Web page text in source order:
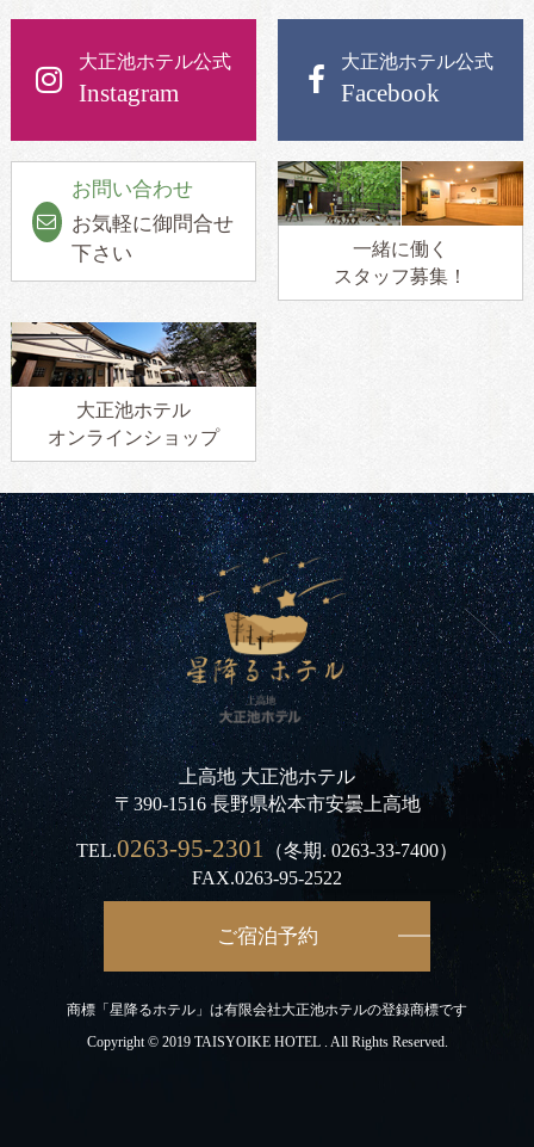
大正池ホテル公式
Instagram
大正池ホテル公式
Facebook
お問い合わせ
お気軽に御問合せ
下さい
一緒に働く
スタッフ募集！
大正池ホテル
オンラインショップ
上高地 大正池ホテル
〒390-1516 長野県松本市安曇上高地
TEL.0263-95-2301 （冬期.0263-33-7400）
FAX.0263-95-2522
ご宿泊予約
商標「星降るホテル」は有限会社大正池ホテルの登録商標です
Copyright © 2019 TAISYOIKE HOTEL . All Rights Reserved.